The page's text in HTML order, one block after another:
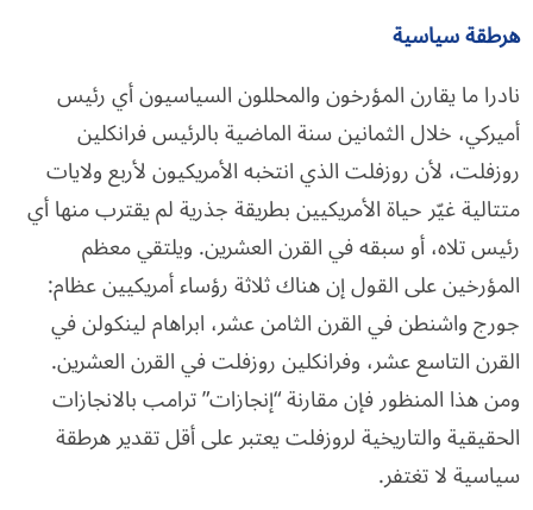
هرطقة سياسية
نادرا ما يقارن المؤرخون والمحللون السياسيون أي رئيس
أميركي، خلال الثمانين سنة الماضية بالرئيس فرانكلين
روزفلت، لأن روزفلت الذي انتخبه الأمريكيون لأربع ولايات
متتالية غيّر حياة الأمريكيين بطريقة جذرية لم يقترب منها أي
رئيس تلاه، أو سبقه في القرن العشرين. ويلتقي معظم
المؤرخين على القول إن هناك ثلاثة رؤساء أمريكيين عظام:
جورج واشنطن في القرن الثامن عشر، ابراهام لينكولن في
القرن التاسع عشر، وفرانكلين روزفلت في القرن العشرين.
ومن هذا المنظور فإن مقارنة “إنجازات” ترامب بالانجازات
الحقيقية والتاريخية لروزفلت يعتبر على أقل تقدير هرطقة
سياسية لا تغتفر.